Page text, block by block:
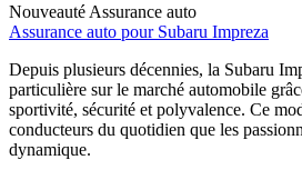
Nouveauté Assurance auto
Assurance auto pour Subaru Impreza
Depuis plusieurs décennies, la Subaru
particulière sur le marché automobile
sportivité, sécurité et polyvalence. Ce
conducteurs du quotidien que les
dynamique.